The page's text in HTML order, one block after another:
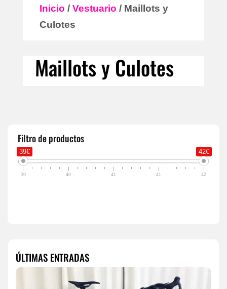
Inicio / Vestuario / Maillots y
Culotes
Maillots y Culotes
Filtro de productos
39€ 42€
39 40 41 41 42